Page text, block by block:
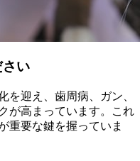
い
を迎え、歯周病、ガン、
が高まっています。これ
重要な鍵を握っていま